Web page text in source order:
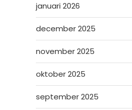
januari 2026
december 2025
november 2025
oktober 2025
september 2025